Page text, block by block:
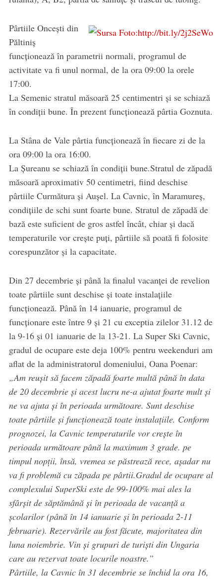
Pârtiile Oncești din
Păltiniș
funcționează în parametrii normali, programul de
activitate va fi unul normal, de la ora 09:00 la orele
17:00.
La Semenic stratul măsoară 25 centimentri și se schiază
în condiții bune. În prezent funcționează pârtia Goznuta.
La Stâna de Vale pârtia funcționează în fiecare zi de la
ora 09:00 la ora 16:00.
La Șureanu se schiază în condiții bune.Stratul de zăpadă
măsoară aproximativ 50 centimetri, fiind deschise
pârtiile Curmătura și Aușel. La Cavnic, în Maramureș,
condițiile de schi sunt foarte bune. Stratul de zăpadă de
bază este suficient de gros astfel încât, chiar și dacă
temperaturile vor crește puți, pârtiile să poată fi folosite
corespunzător și la capacitate.
Din 27 decembrie și până la finalul vacanței de revelion
toate pârtiile sunt deschise și toate instalațiile
funcționează. Până în 14 ianuarie, programul de
funcționare este între 9 și 21 cu exceptia zilelor 31.12 de
la 9-16 și 01 ianuarie de la 13-21. La Super Ski Cavnic,
gradul de ocupare este deja 100% pentru weekenduri am
aflat de la administratorul domeniului, Oana Poenar:
„Am reușit să facem zăpadă foarte multă până în data
de 20 decembrie și acest lucru ne-a ajutat foarte mult și
ne va ajuta și în perioada următoare. Sunt deschise
toate pârtiile și funcționează toate instalațiile. Conform
prognozei, la Cavnic temperaturile vor crește în
perioada următoare până la maximum 3 grade. pe
timpul nopții, însă, vremea se păstrează rece, așadar nu
va fi problemă cu zăpada pe pârtii.Gradul de ocupare al
complexului SuperSki este de 99-100% mai ales la
sfârșit de săptămână și în perioada de vacanță a
școlarilor (până în 14 ianuarie și în perioada 2-11
februarie). Rezervările au fost făcute, majoritatea din
luna noiembrie. Vin și grupuri de turiști din Ungaria
care au rezervat toate locurile noastre.”
Pârtiile, la Cavnic în 31 decembrie se închid la ora 16,